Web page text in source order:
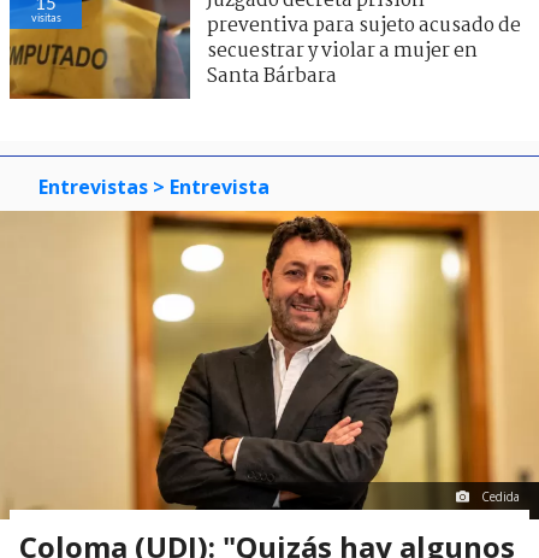
visitas
preventiva para sujeto acusado de
secuestrar y violar a mujer en
Santa Bárbara
Entrevistas > Entrevista
Cedida
Coloma (UDI): "Quizás hay algunos